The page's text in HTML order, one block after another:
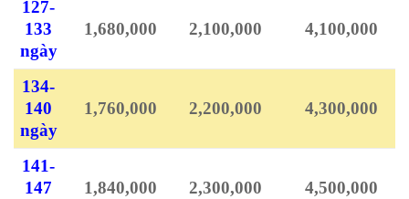
127-
133
ngày
1,680,000 2,100,000 4,100,000
134-
140
ngày
1,760,000 2,200,000 4,300,000
141-
147
1,840,000 2,300,000 4,500,000